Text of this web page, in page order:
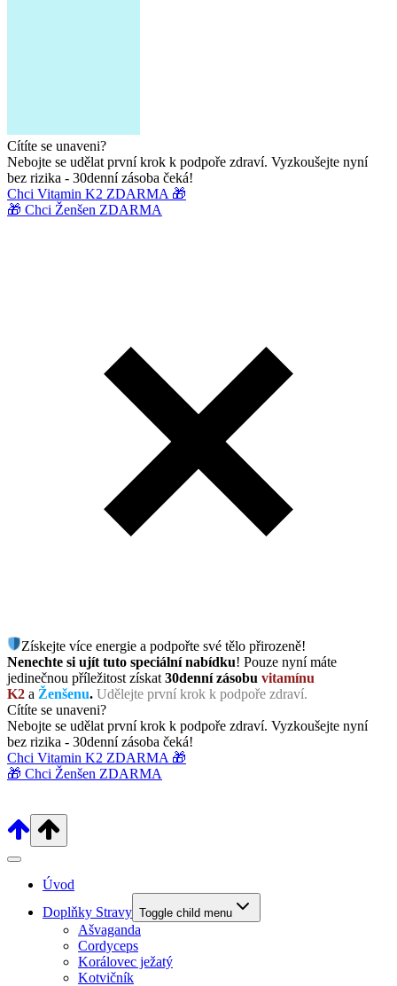
Cítíte se unaveni?
Nebojte se udělat první krok k podpoře zdraví. Vyzkoušejte nyní
bez rizika - 30denní zásoba čeká!
Chci Vitamin K2 ZDARMA 🎁
🎁 Chci Ženšen ZDARMA
Získejte více energie a podpořte své tělo přirozeně!
Nenechte si ujít tuto speciální nabídku! Pouze nyní máte
jedinečnou příležitost získat 30denní zásobu vitamínu
K2 a Ženšenu. Udělejte první krok k podpoře zdraví.
Cítíte se unaveni?
Nebojte se udělat první krok k podpoře zdraví. Vyzkoušejte nyní
bez rizika - 30denní zásoba čeká!
Chci Vitamin K2 ZDARMA 🎁
🎁 Chci Ženšen ZDARMA
Úvod
Doplňky Stravy Toggle child menu
Ašvaganda
Cordyceps
Korálovec ježatý
Kotvičník